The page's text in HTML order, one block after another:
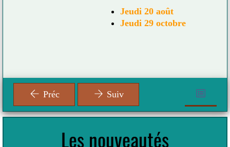
Jeudi 20 août
Jeudi 29 octobre
Préc Suiv
Les nouveautés